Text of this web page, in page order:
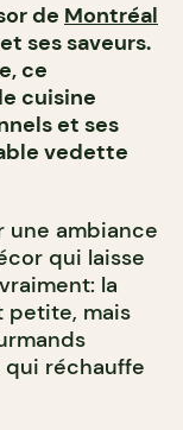
de Montréal
ses saveurs.
ce
cuisine
et ses
vedette
une ambiance
qui laisse
la
petite, mais
réchauffe